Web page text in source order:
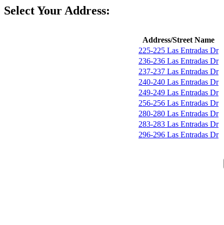
Select Your Address:
Address/Street Name
225-225 Las Entradas Dr
236-236 Las Entradas Dr
237-237 Las Entradas Dr
240-240 Las Entradas Dr
249-249 Las Entradas Dr
256-256 Las Entradas Dr
280-280 Las Entradas Dr
283-283 Las Entradas Dr
296-296 Las Entradas Dr